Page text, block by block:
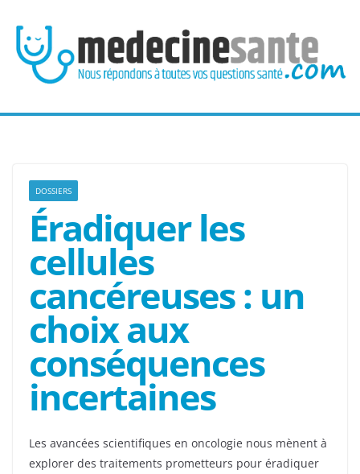
contenu
DOSSIERS
Éradiquer les
cellules
cancéreuses : un
choix aux
conséquences
incertaines
Les avancées scientifiques en oncologie nous mènent à
explorer des traitements prometteurs pour éradiquer